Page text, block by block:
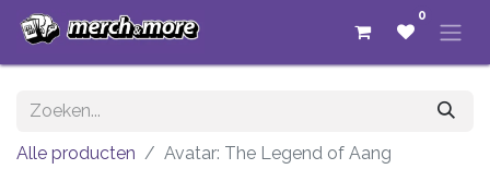
0
Alle producten Avatar: The Legend of Aang